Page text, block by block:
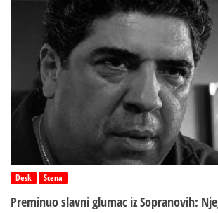
Desk Scena
Preminuo slavni glumac iz Sopranovih: